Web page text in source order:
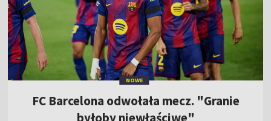
NOWE
FC Barcelona odwołała mecz. "Granie